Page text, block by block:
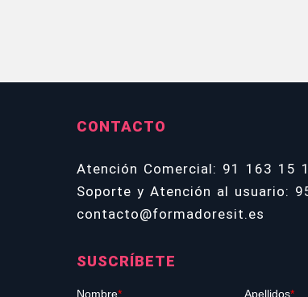
CONTACTO
Atención Comercial: 91 163 15
Soporte y Atención al usuario:
contacto@formadoresit.es
SUSCRÍBETE